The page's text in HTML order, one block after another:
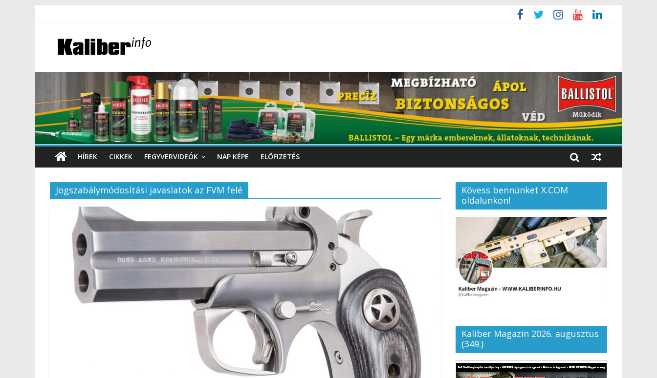
HÍREK CIKKEK FEGYVERVIDEÓK NAP KÉPE ELŐFIZETÉS
Jogszabálymódosítási javaslatok az FVM felé
Kövess bennünket X.COM
oldalunkon!
Kaliber Magazin 2026. augusztus
(349.)